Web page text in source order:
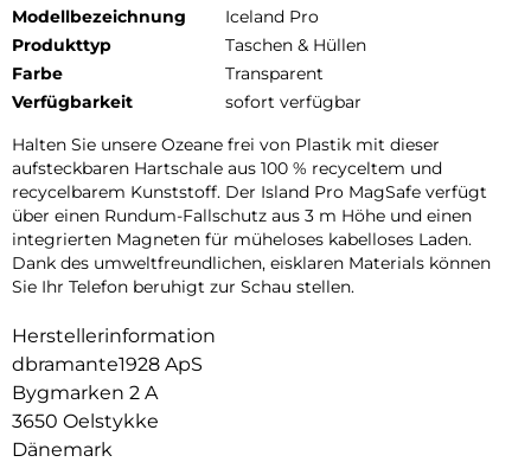
Modellbezeichnung
Iceland Pro
Produkttyp
Taschen & Hüllen
Farbe
Transparent
Verfügbarkeit
sofort verfügbar
Halten Sie unsere Ozeane frei von Plastik mit dieser
aufsteckbaren Hartschale aus 100 % recyceltem und
recycelbarem Kunststoff. Der Island Pro MagSafe verfügt
über einen Rundum-Fallschutz aus 3 m Höhe und einen
integrierten Magneten für müheloses kabelloses Laden.
Dank des umweltfreundlichen, eisklaren Materials können
Sie Ihr Telefon beruhigt zur Schau stellen.
Herstellerinformation
dbramante1928 ApS
Bygmarken 2 A
3650 Oelstykke
Dänemark